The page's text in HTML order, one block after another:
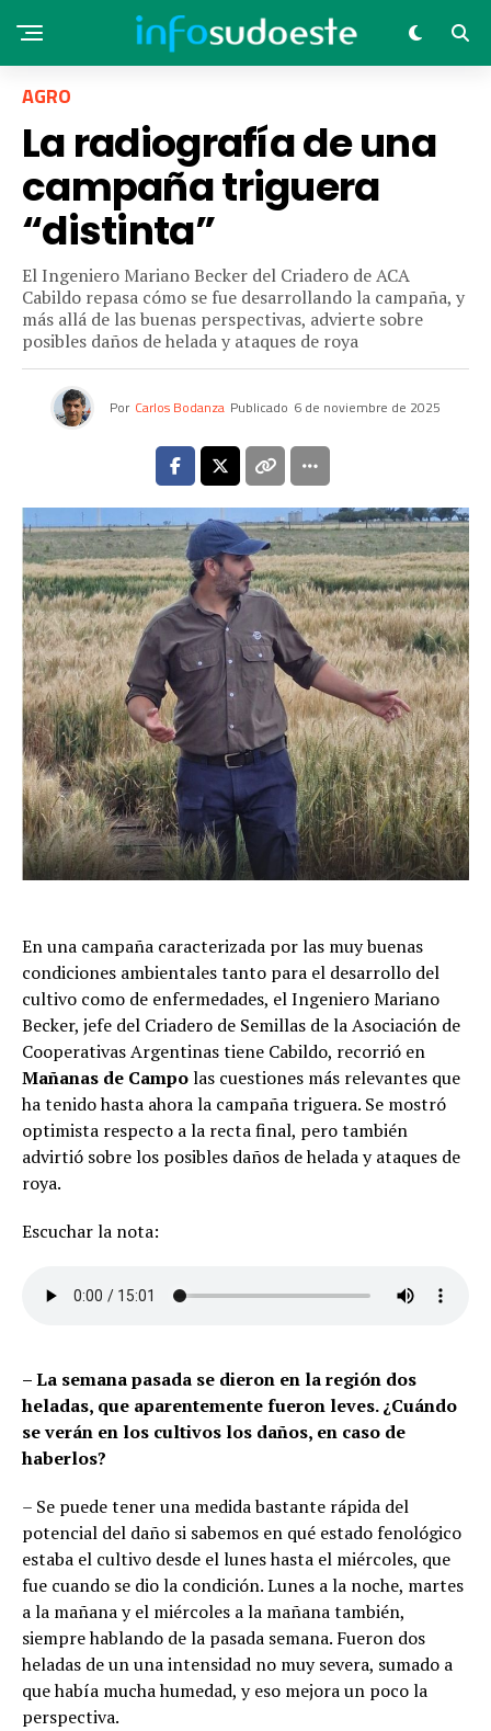
AGRO
La radiografía de una
campaña triguera
“distinta”
El Ingeniero Mariano Becker del Criadero de ACA
Cabildo repasa cómo se fue desarrollando la campaña, y
más allá de las buenas perspectivas, advierte sobre
posibles daños de helada y ataques de roya
Por Carlos Bodanza Publicado 6 de noviembre de 2025
En una campaña caracterizada por las muy buenas
condiciones ambientales tanto para el desarrollo del
cultivo como de enfermedades, el Ingeniero Mariano
Becker, jefe del Criadero de Semillas de la Asociación de
Cooperativas Argentinas tiene Cabildo, recorrió en
Mañanas de Campolas cuestiones más relevantes que
ha tenido hasta ahora la campaña triguera. Se mostró
optimista respecto a la recta final, pero también
advirtió sobre los posibles daños de helada y ataques de
roya.
Escuchar la nota:
– La semana pasada se dieron en la región dos
heladas, que aparentemente fueron leves. ¿Cuándo
se verán en los cultivos los daños, en caso de
haberlos?
– Se puede tener una medida bastante rápida del
potencial del daño si sabemos en qué estado fenológico
estaba el cultivo desde el lunes hasta el miércoles, que
fue cuando se dio la condición. Lunes a la noche, martes
a la mañana y el miércoles a la mañana también,
siempre hablando de la pasada semana. Fueron dos
heladas de un una intensidad no muy severa, sumado a
que había mucha humedad, y eso mejora un poco la
perspectiva.